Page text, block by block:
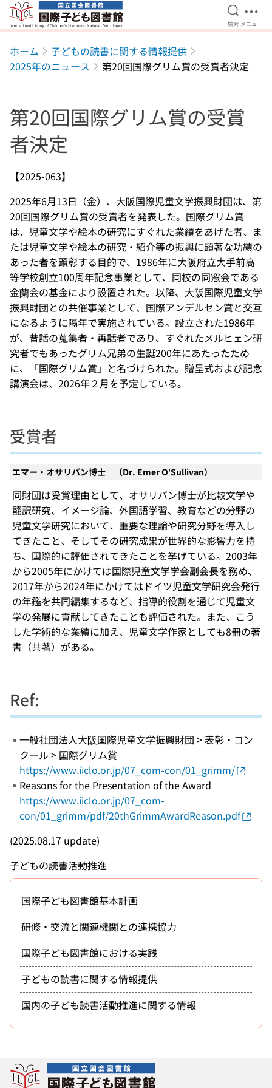
本文へ移動
検索を
検索 メ
メニュー
ホーム
子どもの読書に関する情報提供
2025年のニュース
第20回国際グリム賞の受賞者決定
第20回国際グリム賞の受賞
者決定
【2025-063】
2025年6月13日（金）、大阪国際児童文学振興財団は、第
20回国際グリム賞の受賞者を発表した。国際グリム賞
は、児童文学や絵本の研究にすぐれた業績をあげた者、ま
たは児童文学や絵本の研究・紹介等の振興に顕著な功績の
あった者を顕彰する目的で、1986年に大阪府立大手前高
等学校創立100周年記念事業として、同校の同窓会である
金蘭会の基金により設置された。以降、大阪国際児童文学
振興財団との共催事業として、国際アンデルセン賞と交互
になるように隔年で実施されている。設立された1986年
が、昔話の蒐集者・再話者であり、すぐれたメルヒェン研
究者でもあったグリム兄弟の生誕200年にあたったため
に、「国際グリム賞」と名づけられた。贈呈式および記念
講演会は、2026年２月を予定している。
受賞者
エマー・オサリバン博士 （Dr. Emer O’Sullivan）
同財団は受賞理由として、オサリバン博士が比較文学や
翻訳研究、イメージ論、外国語学習、教育などの分野の
児童文学研究において、重要な理論や研究分野を導入し
てきたこと、そしてその研究成果が世界的な影響力を持
ち、国際的に評価されてきたことを挙げている。2003年
から2005年にかけては国際児童文学学会副会長を務め、
2017年から2024年にかけてはドイツ児童文学研究会発行
の年鑑を共同編集するなど、指導的役割を通じて児童文
学の発展に貢献してきたことも評価された。また、こう
した学術的な業績に加え、児童文学作家としても8冊の著
書（共著）がある。
Ref:
一般社団法人大阪国際児童文学振興財団 > 表彰・コン
クール > 国際グリム賞
https://www.iiclo.or.jp/07_com-con/01_grimm/
Reasons for the Presentation of the Award
https://www.iiclo.or.jp/07_com-
con/01_grimm/pdf/20thGrimmAwardReason.pdf
(2025.08.17 update)
子どもの読書活動推進
国際子ども図書館基本計画
研修・交流と関連機関との連携協力
国際子ども図書館における実践
子どもの読書に関する情報提供
国内の子ども読書活動推進に関する情報